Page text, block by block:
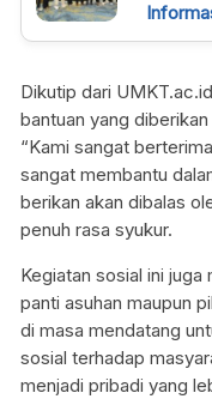
Dikutip dari
bantuan yang
“Kami sangat
sangat membantu
berikan akan dibalas
penuh rasa syukur.
Kegiatan sosial ini
panti asuhan maupun
di masa mendatang
sosial terhadap
menjadi pribadi yang